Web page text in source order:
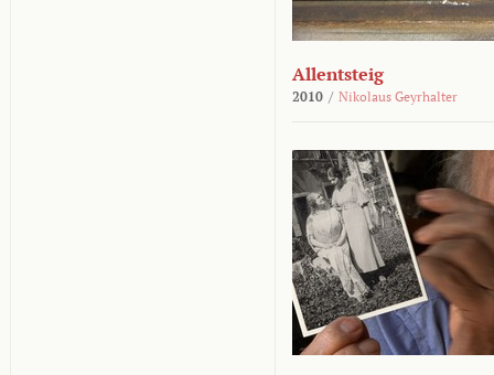
Allentsteig
2010 / Nikolaus Geyrhalter